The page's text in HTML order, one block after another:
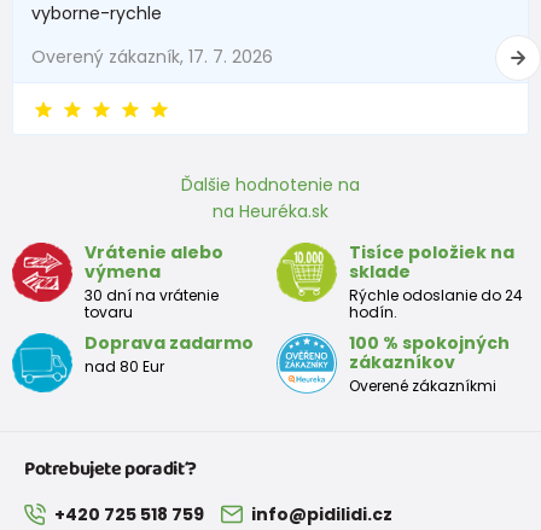
vyborne-rychle
Overený zákazník, 17. 7. 2026
Ďalšie hodnotenie na
na Heuréka.sk
Vrátenie alebo
výmena
30 dní na vrátenie
tovaru
Tisíce položiek na
sklade
Rýchle odoslanie do 24
hodín.
Doprava zadarmo
nad 80 Eur
100 % spokojných
zákazníkov
Overené zákazníkmi
Potrebujete poradiť?
+420 725 518 759 info@pidilidi.cz